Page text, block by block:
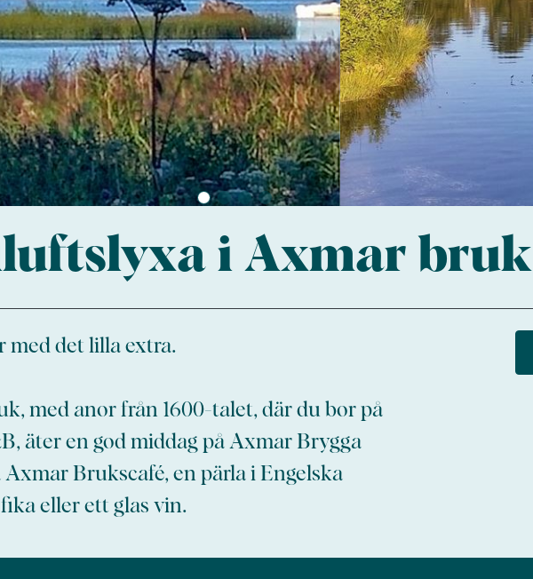
i Axmar bruk
det lilla extra.
med anor från 1600-talet, där du bor på
äter en god middag på Axmar Brygga
Brukscafé, en pärla i Engelska
eller ett glas vin.